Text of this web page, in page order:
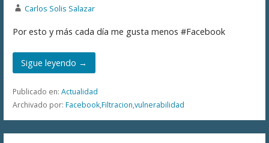
Carlos Solis Salazar
Por esto y más cada día me gusta menos #Facebook
Sigue leyendo →
Publicado en: Actualidad
Archivado por: Facebook,Filtracion,vulnerabilidad